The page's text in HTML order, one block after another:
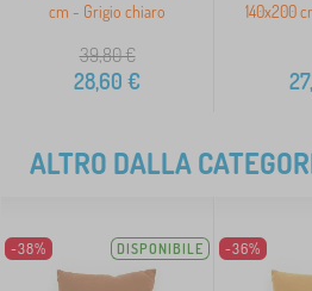
cm - Grigio chiaro
39,80€
28,60 €
140x200
ALTRO DALLA
-38% DISPONIBILE -36%